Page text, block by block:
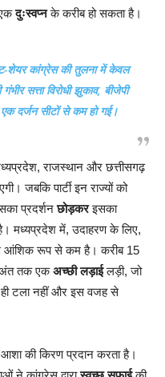
एकदुःस्वप्नके करीब हो सकता है।
शेयर कांग्रेस की तुलना में केवल
सत्ता विरोधी झुकाव, बीजेपी
दर्जन सीटों से कम हो गई।
राजस्थान और छत्तीसगढ़
जबकि पार्टी इन राज्यों को
प्रदर्शनछोड़करइसका
मध्यप्रदेश में, उदाहरण के लिए,
आंशिक रूप से कम है। करीब 15
अंत तक एकअच्छी लड़ाईलड़ी, जो
ही टला नहीं और इस वजह से
आशा की किरण प्रदान करता है।